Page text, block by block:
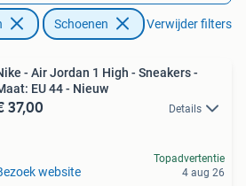
Schoenen Verwijder filters
- Air Jordan 1 High - Sneakers -
EU 44 - Nieuw
37,00 Details
website
Topadvertentie
4 aug 26